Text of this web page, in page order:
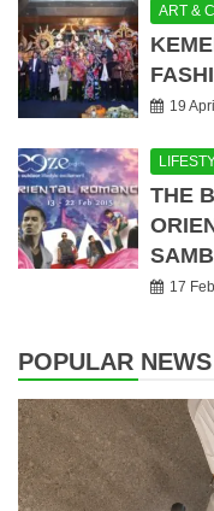
ART &
19
THE
17
POPULAR NEWS